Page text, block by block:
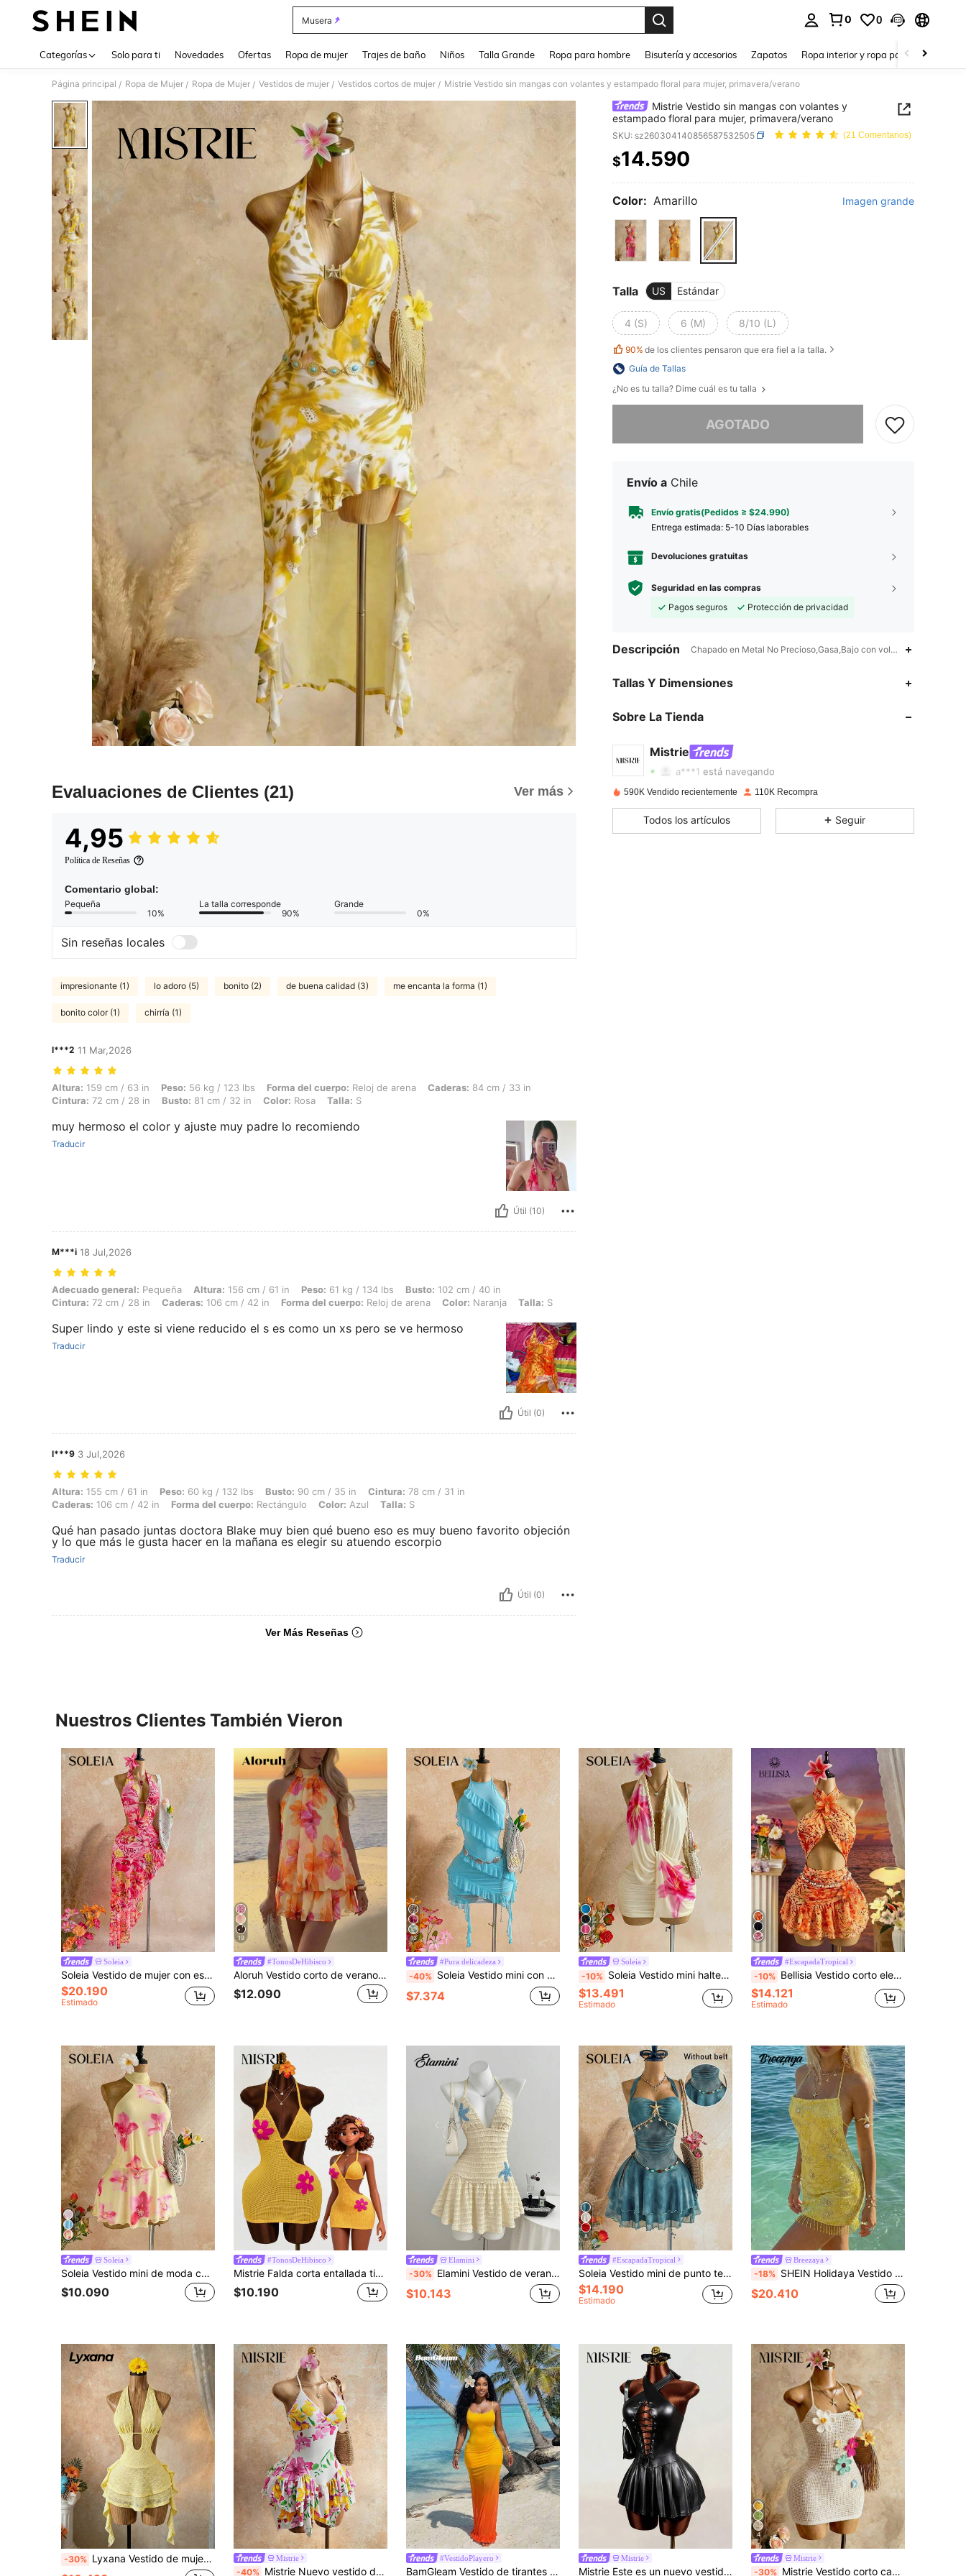
Musera
0 0
Categorías Solo para ti Novedades Ofertas Ropa de mujer Trajes de baño Niños Talla Grande Ropa para hombre Bisutería y accesorios Zapatos Ropa interior y ropa para dormir
Página principal / Ropa de Mujer / Ropa de Mujer / Vestidos de mujer / Vestidos cortos de mujer / Mistrie Vestido sin mangas con volantes y estampado floral para mujer, primavera/verano
Evaluaciones de Clientes (21) Ver más
4,95
Política de Reseñas
Comentario global:
Pequeña
10%
La talla corresponde
90%
Grande
0%
Sin reseñas locales
impresionante (1) lo adoro (5) bonito (2) de buena calidad (3) me encanta la forma (1)
bonito color (1) chirría (1)
l***2 11 Mar,2026
Altura: 159 cm / 63 in, Peso: 56 kg / 123 lbs, Forma del cuerpo: Reloj de arena, Caderas: 84 cm / 33 in, Cintura: 72 cm / 28 in, Busto: 81 cm / 32 in, Color: Rosa, Talla: S
Altura: 159 cm / 63 in Peso: 56 kg / 123 lbs Forma del cuerpo: Reloj de arena Caderas: 84 cm / 33 in
Cintura: 72 cm / 28 in Busto: 81 cm / 32 in Color: Rosa Talla: S
muy hermoso el color y ajuste muy padre lo recomiendo
Traducir
Útil (10)
M***i 18 Jul,2026
Adecuado general: Pequeña, Altura: 156 cm / 61 in, Peso: 61 kg / 134 lbs, Busto: 102 cm / 40 in, Cintura: 72 cm / 28 in, Caderas: 106 cm / 42 in, Forma del cuerpo: Reloj de arena, Color: Naranja, Talla: S
Adecuado general: Pequeña Altura: 156 cm / 61 in Peso: 61 kg / 134 lbs Busto: 102 cm / 40 in
Cintura: 72 cm / 28 in Caderas: 106 cm / 42 in Forma del cuerpo: Reloj de arena Color: Naranja Talla: S
Super lindo y este si viene reducido el s es como un xs pero se ve hermoso
Traducir
Útil (0)
l***9 3 Jul,2026
Altura: 155 cm / 61 in, Peso: 60 kg / 132 lbs, Busto: 90 cm / 35 in, Cintura: 78 cm / 31 in, Caderas: 106 cm / 42 in, Forma del cuerpo: Rectángulo, Color: Azul, Talla: S
Altura: 155 cm / 61 in Peso: 60 kg / 132 lbs Busto: 90 cm / 35 in Cintura: 78 cm / 31 in
Caderas: 106 cm / 42 in Forma del cuerpo: Rectángulo Color: Azul Talla: S
Qué han pasado juntas doctora Blake muy bien qué bueno eso es muy bueno favorito objeción
y lo que más le gusta hacer en la mañana es elegir su atuendo escorpio
Traducir
Útil (0)
Ver Más Reseñas
Mistrie Vestido sin mangas con volantes y
estampado floral para mujer, primavera/verano
SKU: sz260304140856587532505 (21 Comentarios)
PRICE AND AVAILABILITY
$14.590
Color: Amarillo Imagen grande
Talla US Estándar
4 (S) 6 (M) 8/10 (L)
90% de los clientes pensaron que era fiel a la talla.
Guía de Tallas
¿No es tu talla? Dime cuál es tu talla
AGOTADO
Envío a Chile
Envío gratis(Pedidos ≥ $24.990)
Entrega estimada: 5-10 Días laborables
Devoluciones gratuitas
Seguridad en las compras
Pagos seguros
Protección de privacidad
Descripción Chapado en Metal No Precioso,Gasa,Bajo con volante,Hollow
Tallas Y Dimensiones
Sobre La Tienda
Mistrie
4,78
4,78
4,78
a***1 está navegando
4,78 153K
590K Vendido recientemente 110K Recompra
Todos los artículos Seguir
Nuestros Clientes También Vieron
Soleia
Soleia Vestido de mujer con estampado total, cuello halter y bajo asimétrico
$20.190
Estimado
19
#TonosDeHibisco
Aloruh Vestido corto de verano con estampado floral, escote halter y espalda descubierta para mujer
$12.090
13
#Pura delicadeza
-40% Soleia Vestido mini con volantes multicapa y escote halter para vacaciones de mujer
$7.374
16
Soleia
-10% Soleia Vestido mini halter sexy con escote en V profundo, estampado floral y fruncido para mujer, vacaciones
$13.491
Estimado
#EscapadaTropical
-10% Bellisia Vestido corto elegante y sexy sin mangas con estampado de cuello halter para mujer
$14.121
Estimado
Soleia
Soleia Vestido mini de moda con cuello halter y estampado floral para mujer, para vacaciones
$10.090
#TonosDeHibisco
Mistrie Falda corta entallada tipo A con patrones florales, tirantes finos y diseño con espalda descubierta
$10.190
Elamini
-30% Elamini Vestido de verano de mujer con nuevo tejido texturizado, decoración de estrella de mar amarillo mostaza, con lazo en la cintura, para playa, vacaciones, casual y versátil
$10.143
8
#EscapadaTropical
Soleia Vestido mini de punto texturizado con cuello en V con volantes, decoración de estrella de mar y concha, hebilla metálica, apropiado para Navidad, cita, discoteca, estilo bohemio, vacaciones, otoño, ropa de mujer, vintage, vacaciones
$14.190
Estimado
Breezaya
-18% SHEIN Holidaya Vestido mini de verano para mujer con estampado floral, cuentas y flecos en el bajo, con cuello halter
$20.410
-30% Lyxana Vestido de mujer con cuello halter de moda y sexy, vestido de vacaciones de diseño hueco en color liso y corte evasé Mistrie
-40% Mistrie Nuevo vestido de verano para mujer con cuello en V floral, tirantes de espagueti, cintura asimétrica y volantes en el bajo, vestido de vacaciones, vestido con volantes, vestido estampado floral, conjunto de verano para mujer, atuendo hawaiano para mujer, vestido de resort
#VestidoPlayero
BamGleam Vestido de tirantes con volantes y degradado de malla, adecuado para vacaciones en la playa
Mistrie
Mistrie Este es un nuevo vestido de falda plisada con tirantes cruzados de estilo sexy para otoño-invierno para damas. Está hecho de...
4
Mistrie
-30% Mistrie Vestido corto casual de mujer con decoración floral 3D, cuello halter y espalda con lazada, para vacaciones y citas